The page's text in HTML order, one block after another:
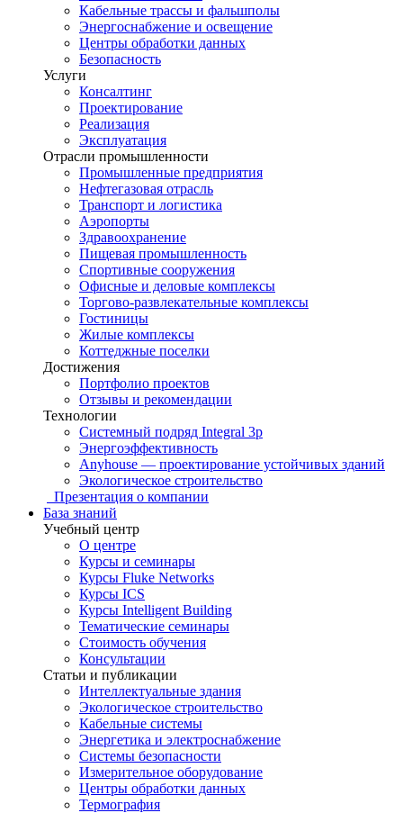
Кабельные трассы и фальшполы
Энергоснабжение и освещение
Центры обработки данных
Безопасность
Услуги
Консалтинг
Проектирование
Реализация
Эксплуатация
Отрасли промышленности
Промышленные предприятия
Нефтегазовая отрасль
Транспорт и логистика
Аэропорты
Здравоохранение
Пищевая промышленность
Спортивные сооружения
Офисные и деловые комплексы
Торгово-развлекательные комплексы
Гостиницы
Жилые комплексы
Коттеджные поселки
Достижения
Портфолио проектов
Отзывы и рекомендации
Технологии
Системный подряд Integral 3p
Энергоэффективность
Anyhouse — проектирование устойчивых зданий
Экологическое строительство
Презентация о компании
База знаний
Учебный центр
О центре
Курсы и семинары
Курсы Fluke Networks
Курсы ICS
Курсы Intelligent Building
Тематические семинары
Стоимость обучения
Консультации
Статьи и публикации
Интеллектуальные здания
Экологическое строительство
Кабельные системы
Энергетика и электроснабжение
Системы безопасности
Измерительное оборудование
Центры обработки данных
Термография